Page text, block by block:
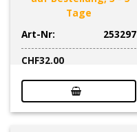
Tage
Art-Nr:
253297
CHF32.00